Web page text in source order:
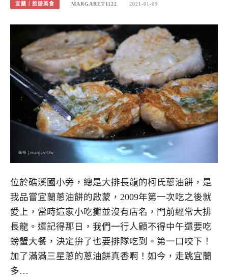
宜蘭｜旅遊美食 MARGARET1122 2021-01-09
位於礁溪國小旁，總是大排長龍的柯氏蔥油餅，是
我品嘗宜蘭蔥油餅的啟蒙，2009年第一次吃之後就
愛上，當時這家小吃攤並沒有店名，門前經常大排
長龍。還記得那日，我們一行人顧不得中午還要吃
螃蟹大餐，決定拚了也要排隊吃到。第一口咬下！
加了滿滿三星蔥的蔥油餅真香啊！如今，走跳宜蘭
多…